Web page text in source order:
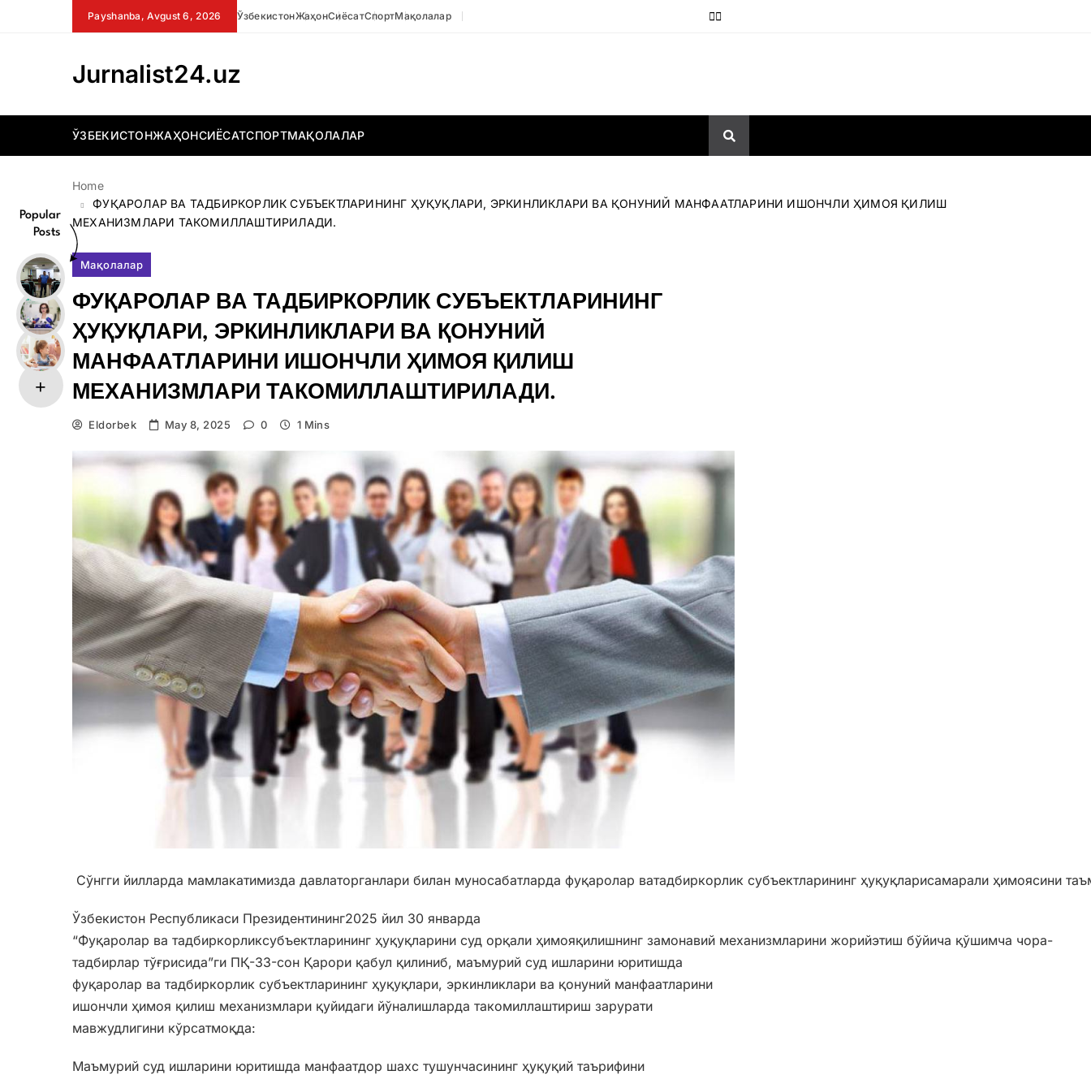
Payshanba, Avgust 6, 2026 ЎзбекистонЖаҳонСиёсатСпортМақолалар
Jurnalist24.uz
ЎЗБЕКИСТОНЖАҲОНСИЁСАТСПОРТМАҚОЛАЛАР
Home
ФУҚАРОЛАР ВА ТАДБИРКОРЛИК СУБЪЕКТЛАРИНИНГ ҲУҚУҚЛАРИ, ЭРКИНЛИКЛАРИ ВА ҚОНУНИЙ МАНФААТЛАРИНИ ИШОНЧЛИ ҲИМОЯ ҚИЛИШ
МЕХАНИЗМЛАРИ ТАКОМИЛЛАШТИРИЛАДИ.
Popular
Posts
Мақолалар
ФУҚАРОЛАР ВА ТАДБИРКОРЛИК СУБЪЕКТЛАРИНИНГ
ҲУҚУҚЛАРИ, ЭРКИНЛИКЛАРИ ВА ҚОНУНИЙ
МАНФААТЛАРИНИ ИШОНЧЛИ ҲИМОЯ ҚИЛИШ
МЕХАНИЗМЛАРИ ТАКОМИЛЛАШТИРИЛАДИ.
Eldorbek May 8, 2025 0 1 Mins
Сўнгги йилларда мамлакатимизда давлаторганлари билан муносабатларда фуқаролар ватадбиркорлик субъектларининг ҳуқуқларисамарали ҳимоясини
Ўзбекистон Республикаси Президентининг2025 йил 30 январда
“Фуқаролар ва тадбиркорликсубъектларининг ҳуқуқларини суд орқали ҳимояқилишнинг замонавий механизмларини жорийэтиш бўйича қўшимча чора-
тадбирлар тўғрисида”ги ПҚ-33-сон Қарори қабул қилиниб, маъмурий суд ишларини юритишда
фуқаролар ва тадбиркорлик субъектларининг ҳуқуқлари, эркинликлари ва қонуний манфаатларини
ишончли ҳимоя қилиш механизмлари қуйидаги йўналишларда такомиллаштириш зарурати
мавжудлигини кўрсатмоқда:
Маъмурий суд ишларини юритишда манфаатдор шахс тушунчасининг ҳуқуқий таърифини